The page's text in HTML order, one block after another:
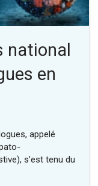
national
en
appelé
s’est tenu du